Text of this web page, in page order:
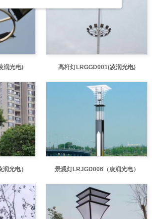
润光电) 高杆灯LRGGD001(凌润光电)
光电） 景观灯LRJGD006（凌润光电）